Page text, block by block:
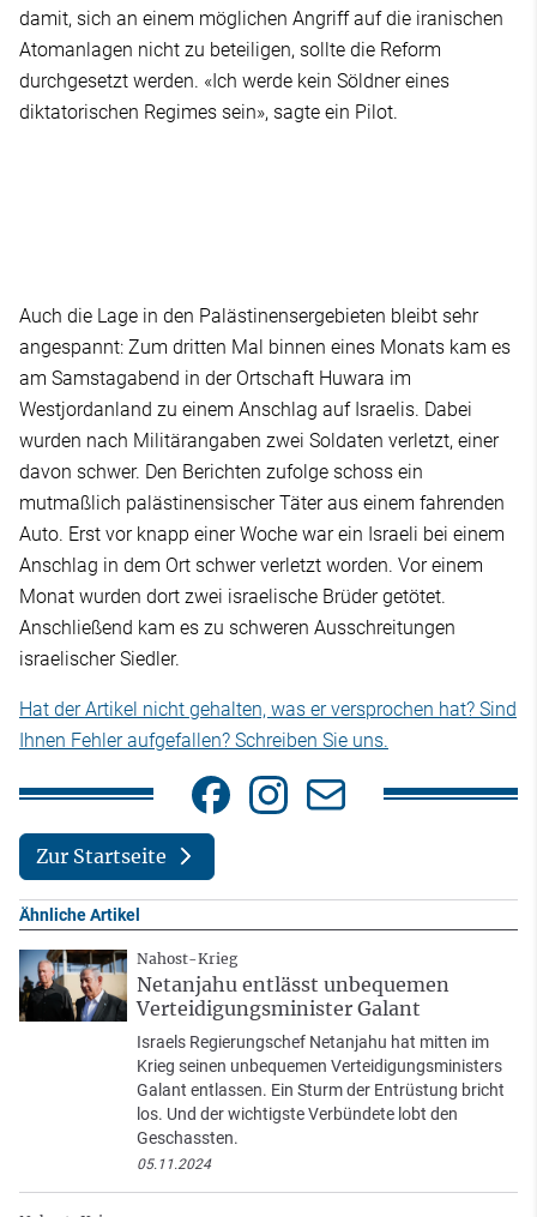
damit, sich an einem möglichen Angriff auf die iranischen
Atomanlagen nicht zu beteiligen, sollte die Reform
durchgesetzt werden. «Ich werde kein Söldner eines
diktatorischen Regimes sein», sagte ein Pilot.
Auch die Lage in den Palästinensergebieten bleibt sehr
angespannt: Zum dritten Mal binnen eines Monats kam es
am Samstagabend in der Ortschaft Huwara im
Westjordanland zu einem Anschlag auf Israelis. Dabei
wurden nach Militärangaben zwei Soldaten verletzt, einer
davon schwer. Den Berichten zufolge schoss ein
mutmaßlich palästinensischer Täter aus einem fahrenden
Auto. Erst vor knapp einer Woche war ein Israeli bei einem
Anschlag in dem Ort schwer verletzt worden. Vor einem
Monat wurden dort zwei israelische Brüder getötet.
Anschließend kam es zu schweren Ausschreitungen
israelischer Siedler.
Hat der Artikel nicht gehalten, was er versprochen hat? Sind
Ihnen Fehler aufgefallen? Schreiben Sie uns.
Zur Startseite
Ähnliche Artikel
Nahost-Krieg
Netanjahu entlässt unbequemen
Verteidigungsminister Galant
Israels Regierungschef Netanjahu hat mitten im
Krieg seinen unbequemen Verteidigungsministers
Galant entlassen. Ein Sturm der Entrüstung bricht
los. Und der wichtigste Verbündete lobt den
Geschassten.
05.11.2024